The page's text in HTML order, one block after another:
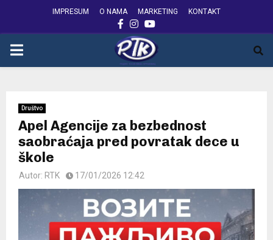
IMPRESUM O NAMA MARKETING KONTAKT
FACEBOOK
INSTAGRAM
YOUTUBE
PRIMARY
Društvo
Apel Agencije za bezbednost
saobraćaja pred povratak dece u
škole
Autor: RTK 17/01/2026 12:42